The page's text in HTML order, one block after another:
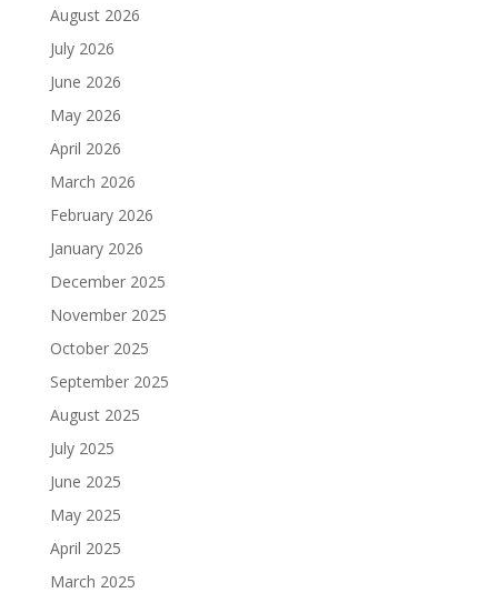
August 2026
July 2026
June 2026
May 2026
April 2026
March 2026
February 2026
January 2026
December 2025
November 2025
October 2025
September 2025
August 2025
July 2025
June 2025
May 2025
April 2025
March 2025